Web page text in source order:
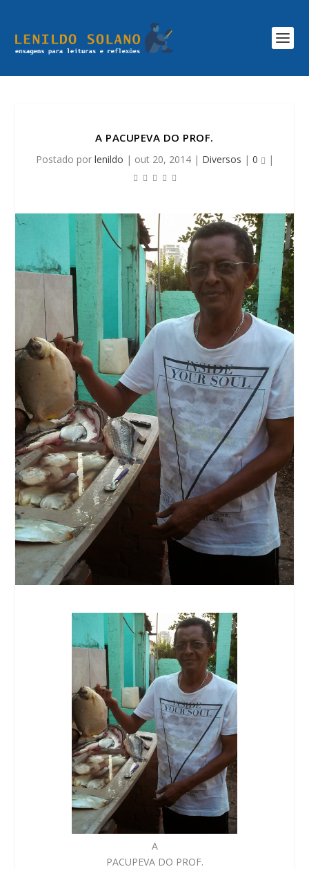
A PACUPEVA DO PROF.
Postado por lenildo | out 20, 2014| Diversos | 0 |
A
PACUPEVA DO PROF.